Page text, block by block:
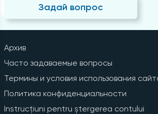
Задай вопрос
Архив
Часто задаваемые вопросы
Термины и условия использования
Политика конфиденциальности
Instrucțiuni pentru ștergerea contului